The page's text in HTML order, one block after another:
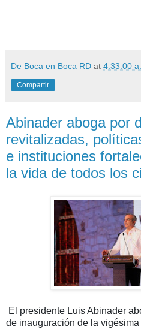
De Boca en Boca RD at 4:33:00
Compartir
Abinader aboga por
revitalizadas,
e instituciones
la vida de todos los
El presidente Luis Abinader
de inauguración de la